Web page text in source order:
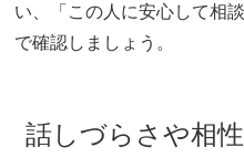
い、「この人に安心して相
で確認しましょう。
話しづらさや相